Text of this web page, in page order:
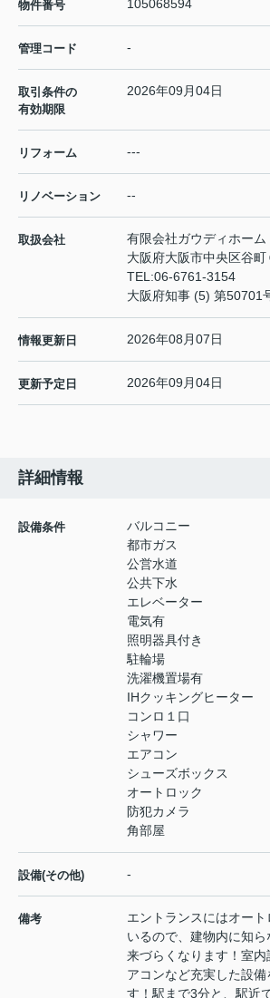
物件番号 105068594
管理コード -
取引条件の
有効期限
2026年09月04日
リフォーム ---
リノベーション --
取扱会社
有限会社ガウディホーム
大阪府大阪市中央区谷町
TEL:06-6761-3154
大阪府知事 (5) 第50701
情報更新日 2026年08月07日
更新予定日 2026年09月04日
詳細情報
設備条件
バルコニー
都市ガス
公営水道
公共下水
エレベーター
電気有
照明器具付き
駐輪場
洗濯機置場有
IHクッキングヒーター
コンロ１口
シャワー
エアコン
シューズボックス
オートロック
防犯カメラ
角部屋
設備(その他) -
備考
エントランスにはオー
いるので、建物内に知
来づらくなります！室
アコンなど充実した設備
す！駅まで3分と、駅近